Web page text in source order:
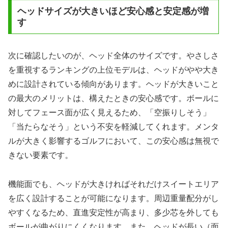
ヘッドサイズが大きいほど安心感と安定感が増
す
次に確認したいのが、ヘッド全体のサイズです。やさしさ
を重視するランキングの上位モデルは、ヘッドがやや大き
めに設計されている傾向があります。ヘッドが大きいこと
の最大のメリットは、構えたときの安心感です。ボールに
対してフェース面が広く見えるため、「空振りしそう」
「当たらなそう」という不安を軽減してくれます。メンタ
ルが大きく影響するゴルフにおいて、この安心感は無視で
きない要素です。
機能面でも、ヘッドが大きければそれだけスイートエリア
を広く設計することが可能になります。周辺重量配分がし
やすくなるため、直進安定性が高まり、多少芯を外しても